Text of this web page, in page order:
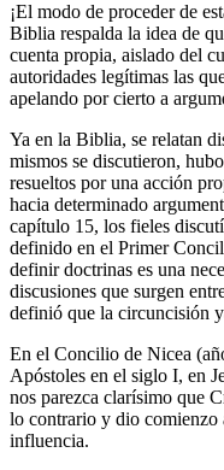
¡El modo de proceder de
Biblia respalda la idea de
cuenta propia, aislado del
autoridades legítimas las
apelando por cierto a
Ya en la Biblia, se relatan
mismos se discutieron,
resueltos por una acción
hacia determinado
capítulo 15, los fieles
definido en el Primer
definir doctrinas es una
discusiones que surgen
definió que la circuncisión
En el Concilio de Nicea
Apóstoles en el siglo I, en
nos parezca clarísimo que
lo contrario y dio comienzo
influencia.